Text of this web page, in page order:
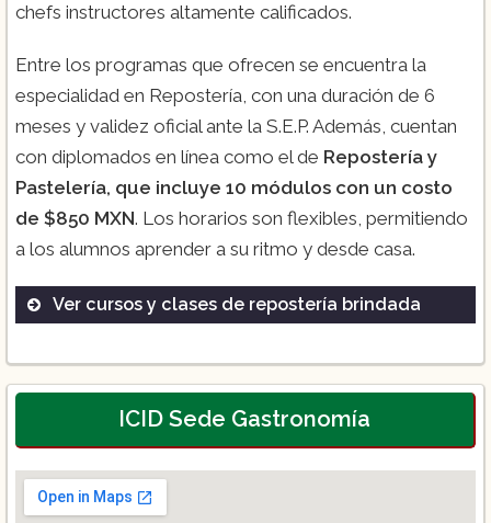
chefs instructores altamente calificados.
Entre los programas que ofrecen se encuentra la
especialidad en Repostería, con una duración de 6
meses y validez oficial ante la S.E.P. Además, cuentan
con diplomados en línea como el de Repostería y
Pastelería, que incluye 10 módulos con un costo
de $850 MXN. Los horarios son flexibles, permitiendo
a los alumnos aprender a su ritmo y desde casa​.
Ver cursos y clases de repostería brindada
Chocolatería
Decoración avanzada
ICID Sede Gastronomía